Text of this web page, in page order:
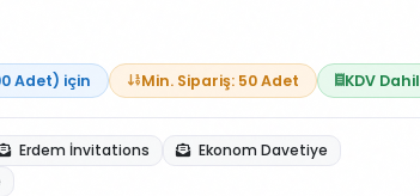
Adet) için Min. Sipariş: 50 Adet KDV Dahil
Erdem İnvitations
Ekonom Davetiye